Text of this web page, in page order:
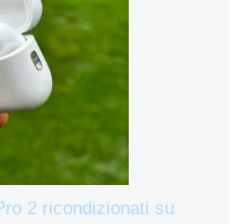
2 ricondizionati su